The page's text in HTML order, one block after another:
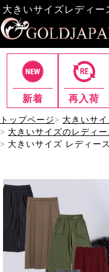
大きいサイズレディ
新着 再入荷
トップページ
大きいサ
大きいサイズのレディ
大きいサイズ レディ